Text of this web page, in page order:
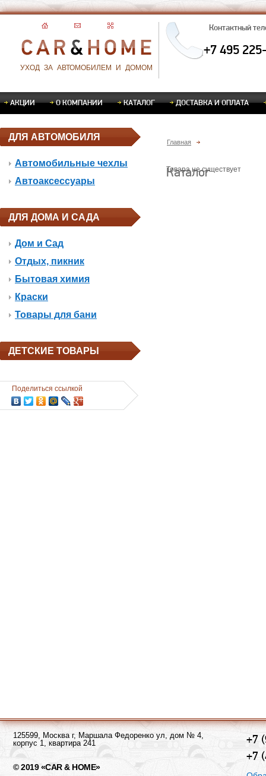
УХОД ЗА АВТОМОБИЛЕМ И ДОМОМ
Контактный
+7 495
АКЦИИ О КОМПАНИИ КАТАЛОГ ДОСТАВКА И ОПЛАТА
ДЛЯ АВТОМОБИЛЯ
Автомобильные чехлы
Автоаксессуары
ДЛЯ ДОМА И САДА
Дом и Сад
Отдых, пикник
Бытовая химия
Краски
Товары для бани
ДЕТСКИЕ ТОВАРЫ
Поделиться ссылкой
Главная
Каталог
Товара не существует
125599, Москва г, Маршала Федоренко ул, дом № 4,
корпус 1, квартира 241
© 2019 «CAR & HOME»
+7
+7